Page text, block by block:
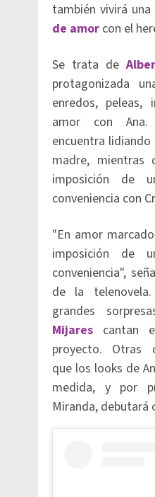
también vivirá una
de amor con el
Se trata de
protagonizada
enredos, peleas,
amor con
encuentra
madre,
imposición de
conveniencia con
"En amor
imposición de
conveniencia",
de la
grandes
Mijares cantan
proyecto. Otras
que los looks de
medida, y por
Miranda, debutará